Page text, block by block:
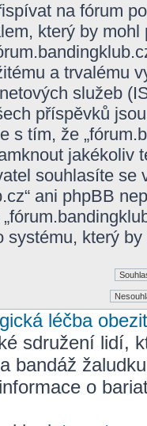
na fórum
který by
a trvalému
služeb
příspěvků
s tím, že
jakékoliv
souhlasíte
ani phpBB
systému, který
léčba
sdružení lidí,
bandáž
o